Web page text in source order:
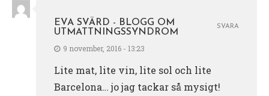
EVA SVÄRD - BLOGG OM
UTMATTNINGSSYNDROM
9 november, 2016 - 13:23
Lite mat, lite vin, lite sol och lite
Barcelona… jo jag tackar så mysigt!
SVARA